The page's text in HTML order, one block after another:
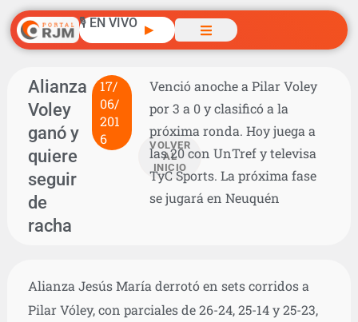
🎙️ EN VIVO ▶
Alianza
Voley
ganó y
quiere
seguir
de
racha
17/
06/
201
6
VOLVER
AL
INICIO
Venció anoche a Pilar Voley
por 3 a 0 y clasificó a la
próxima ronda. Hoy juega a
las 20 con UnTref y televisa
TyC Sports. La próxima fase
se jugará en Neuquén
Alianza Jesús María derrotó en sets corridos a
Pilar Vóley, con parciales de 26-24, 25-14 y 25-23,